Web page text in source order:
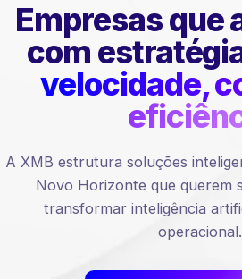
Empresas que
com
velocidade,
A XMB estrutura soluções
Novo Horizonte que querem
transformar inteligência
operacional.